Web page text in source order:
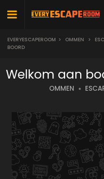
EVERYESCAPEROOM > OMMEN >
BOORD
Welkom aan
OMMEN